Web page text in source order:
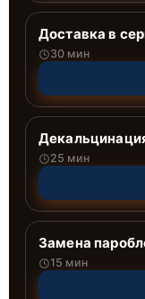
Доставка в
30 мин
25 мин
Замена
15 мин